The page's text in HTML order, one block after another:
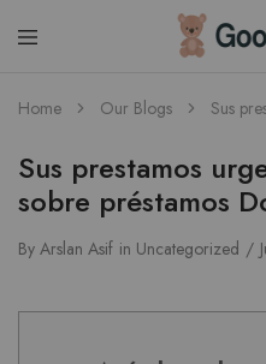
Children
Toys
Home Our Blogs Sus
Sus prestamos
sobre préstamos
By Arslan Asif in Uncategorized